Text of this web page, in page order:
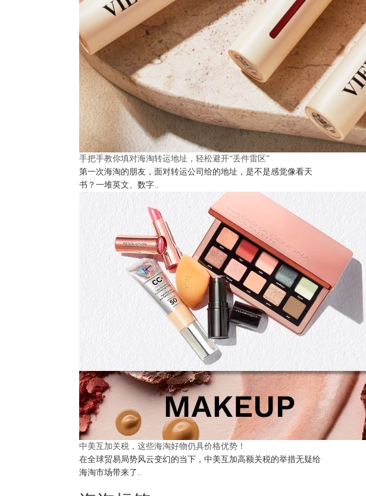
手把手教你填对海淘转运地址，轻松避开“丢件雷区”
第一次海淘的朋友，面对转运公司给的地址，是不是感觉像看天
书？一堆英文、数字..
中美互加关税，这些海淘好物仍具价格优势！
在全球贸易局势风云变幻的当下，中美互加高额关税的举措无疑给
海淘市场带来了..